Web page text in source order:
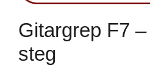
Gitargrep F7
steg